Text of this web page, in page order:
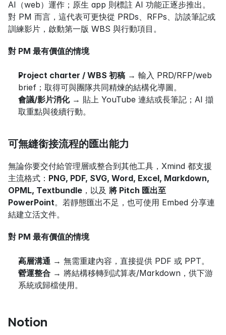
AI（web）運作；原生 app 則標註 AI 功能正逐步推出。
對 PM 而言，這代表可更快從 PRDs、RFPs、訪談筆記或
訓練影片，啟動第一版 WBS 與行動項目。
對 PM 最有價值的情境
Project charter / WBS 初稿 → 輸入 PRD/RFP/web
brief；取得可與團隊共同精煉的結構化導圖。
會議/影片消化 → 貼上 YouTube 連結或長筆記；AI 擷
取重點與後續行動。
可無縫銜接流程的匯出能力
無論你要交付給管理層或整合到其他工具，Xmind 都支援
主流格式： PNG, PDF, SVG, Word, Excel, Markdown,
OPML, Textbundle ，以及 將 Pitch 匯出至
PowerPoint。若靜態匯出不足，也可使用 Embed 分享連
結建立活文件。
對 PM 最有價值的情境
高層溝通 → 無需重建內容，直接提供 PDF 或 PPT。
營運整合 → 將結構移轉到試算表/Markdown，供下游
系統或歸檔使用。
Notion